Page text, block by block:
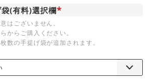
(有料)選択欄
須
)
はございません。
からご購入ください。
数の手提げ袋が追加されます。